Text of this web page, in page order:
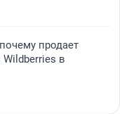
продает
в